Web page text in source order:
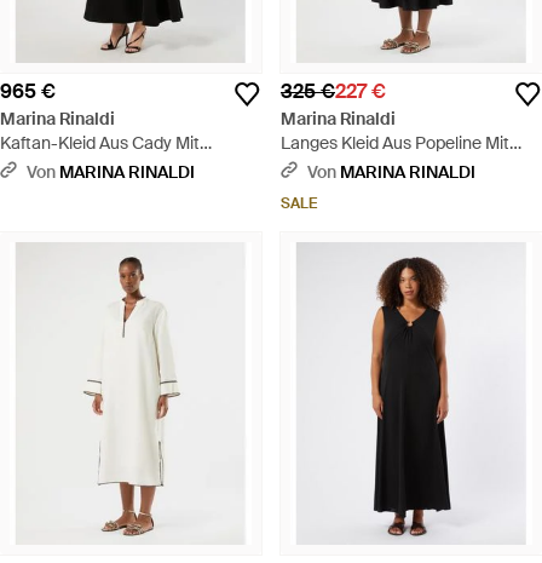
965 €
Marina Rinaldi
Kaftan-Kleid Aus Cady Mit
Stickerei - Schwarz
Von MARINA RINALDI
325 €227 €
Marina Rinaldi
Langes Kleid Aus Popeline Mit
Stickerei - Weiß
Von MARINA RINALDI
SALE